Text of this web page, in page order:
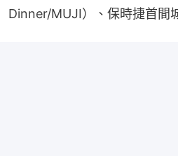
Dinner/MUJI）、保時捷首間